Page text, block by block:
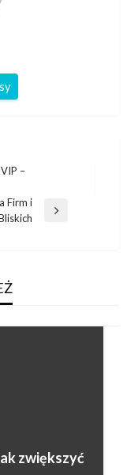
–
Firm i
zwiększyć